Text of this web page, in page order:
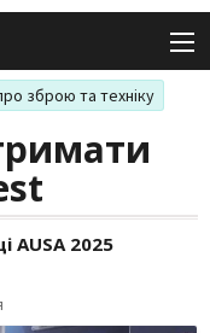
зброю та техніку
AUSA 2025